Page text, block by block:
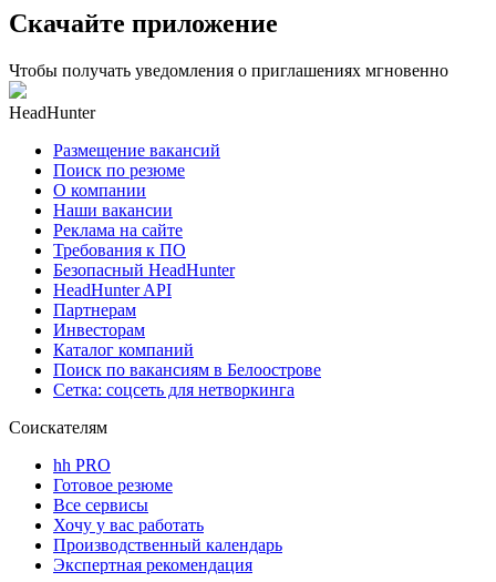
Скачайте приложение
Чтобы получать уведомления о приглашениях мгновенно
HeadHunter
Размещение вакансий
Поиск по резюме
О компании
Наши вакансии
Реклама на сайте
Требования к ПО
Безопасный HeadHunter
HeadHunter API
Партнерам
Инвесторам
Каталог компаний
Поиск по вакансиям в Белоострове
Сетка: соцсеть для нетворкинга
Соискателям
hh PRO
Готовое резюме
Все сервисы
Хочу у вас работать
Производственный календарь
Экспертная рекомендация